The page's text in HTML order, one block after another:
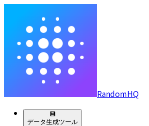
RandomHQ
💾
データ生成ツール